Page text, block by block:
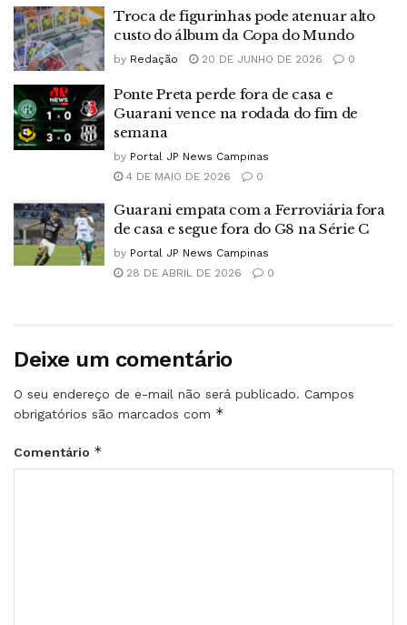
Troca de figurinhas pode atenuar alto
custo do álbum da Copa do Mundo
by Redação 20 DE JUNHO DE 2026 0
Ponte Preta perde fora de casa e
Guarani vence na rodada do fim de
semana
by Portal JP News Campinas
4 DE MAIO DE 2026
0
Guarani empata com a Ferroviária fora
de casa e segue fora do G8 na Série C
by Portal JP News Campinas
28 DE ABRIL DE 2026
0
Deixe um comentário
O seu endereço de e-mail não será publicado. Campos
obrigatórios são marcados com *
Comentário *